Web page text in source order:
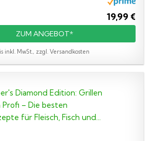
19,99 €
ZUM ANGEBOT*
inkl. MwSt., zzgl. Versandkosten